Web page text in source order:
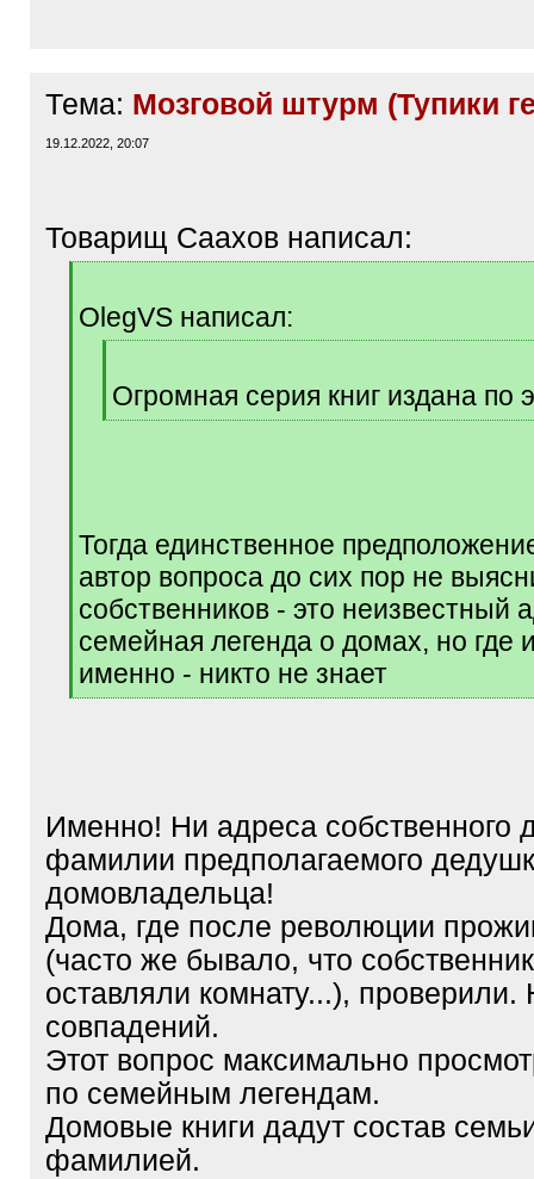
Тема: Мозговой штурм (Тупики
19.12.2022, 20:07
Товарищ Саахов написал:
]OlegVS написал:
]Огромная серия книг издана по
[
Тогда единственное
автор вопроса до сих пор не
собственников - это неизвестный
семейная легенда о домах, но где
именно - никто не знает
[
Именно! Ни адреса собственного
фамилии предполагаемого
домовладельца!
Дома, где после революции
(часто же бывало, что
оставляли комнату...), проверили.
совпадений.
Этот вопрос максимально
по семейным легендам.
Домовые книги дадут состав
фамилией.